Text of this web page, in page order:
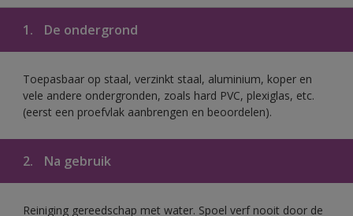
1. De ondergrond
Toepasbaar op staal, verzinkt staal, aluminium, koper en
vele andere ondergronden, zoals hard PVC, plexiglas, etc.
(eerst een proefvlak aanbrengen en beoordelen).
2. Na gebruik
Reiniging gereedschap met water. Spoel verf nooit door de